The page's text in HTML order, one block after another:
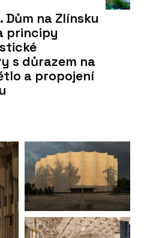
na Zlínsku
principy
s důrazem na
a propojení